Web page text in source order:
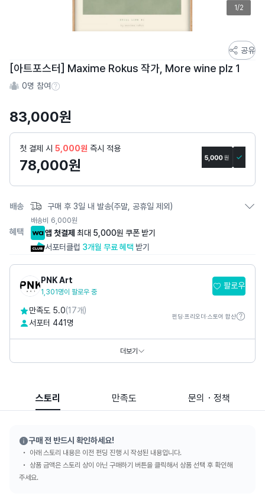
1/2
토
어
스
리
상
지
공유
[아트포스터] Maxime Rokus 작가, More wine plz 1
0명 참여참여 수 정보
83,000원
첫 결제 시 5,000원 즉시 적용
78,000원
배송 구매 후 3일 내 발송(주말, 공휴일 제외)
배송비 6,000원
혜택 앱 첫결제 최대 5,000원 쿠폰 받기
서포터클럽 3개월 무료 혜택 받기
PNK Art
1,301명이 팔로우 중
팔로우
만족도 5.0(17개)
서포터 441명
펀딩·프리오더·스토어 합산
더보기
스토리 만족도 문의・정책
구매 전 반드시 확인하세요!
아래 스토리 내용은 이전 펀딩 진행 시 작성된 내용입니다.
상품 금액은 스토리 상이 아닌 구매하기 버튼을 클릭해서 상품 선택 후 확인해
주세요.